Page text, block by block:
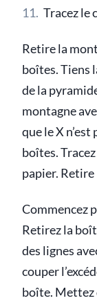
Tracez le
Retire la
boîtes. Tiens
de la
montagne
que le X
boîtes.
papier. Retire
Commencez
Retirez la
des lignes
couper
boîte. Mettez